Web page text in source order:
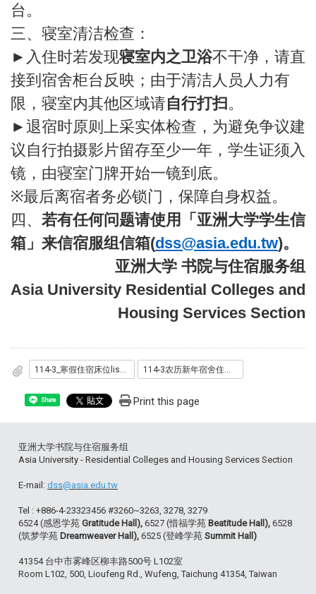
台。
三、寝室清洁检查：
► 入住时若发现寝室内之卫浴不干净，请直
接到宿舍柜台反映；由于清洁人员人力有
限，寝室内其他区域请自行打扫。
► 退宿时原则上采实体检查，为避免争议建
议自行拍摄影片留存至少一年，学生证须入
镜，由寝室门牌开始一镜到底。
※最后离宿者务必锁门，保障自身权益。
四、 若有任何问题请使用「亚洲大学学生信
箱」来信宿服组信箱(dss@asia.edu.tw)。
亚洲大学 书院与住宿服务组
Asia University Residential Colleges and
Housing Services Section
Share Print this page
亚洲大学书院与住宿服务组
Asia University - Residential Colleges and Housing Services Section
E-mail: dss@asia.edu.tw
Tel : +886-4-23323456 #3260~3263, 3278, 3279
6524 (感恩学苑 Gratitude Hall), 6527 (惜福学苑 Beatitude Hall), 6528
(筑梦学苑 Dreamweaver Hall), 6525 (登峰学苑 Summit Hall)
41354 台中市雾峰区柳丰路500号 L102室
Room L102, 500, Lioufeng Rd., Wufeng, Taichung 41354, Taiwan